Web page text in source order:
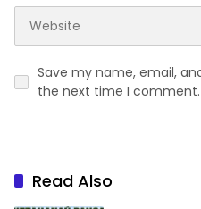
Save my name, email,
the next time I comment.
Read Also